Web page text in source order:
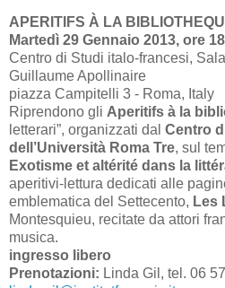
APERITIFS À LA
Martedì 29 Gennaio 2013, ore 18
Centro di Studi italo-francesi,
Guillaume Apollinaire
piazza Campitelli 3 - Roma, Italy
Riprendono gli Aperitifs à la
letterari”, organizzati dal Centro
dell’Università Roma Tre, sul
Exotisme et altérité dans la
aperitivi-lettura dedicati alle
emblematica del Settecento, Les
Montesquieu, recitate da attori
musica.
ingresso libero
Prenotazioni: Linda Gil, tel. 06